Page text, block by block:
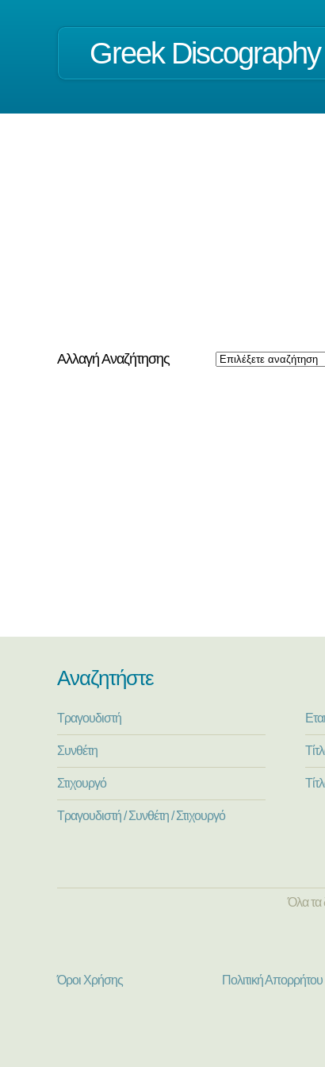
Greek Discography
Αλλαγή Αναζήτησης
Αναζητήστε
Τραγουδιστή
Συνθέτη
Στιχουργό
Τραγουδιστή / Συνθέτη / Στιχουργό
Όλα τα
Όροι Χρήσης Πολιτική Απορρήτου